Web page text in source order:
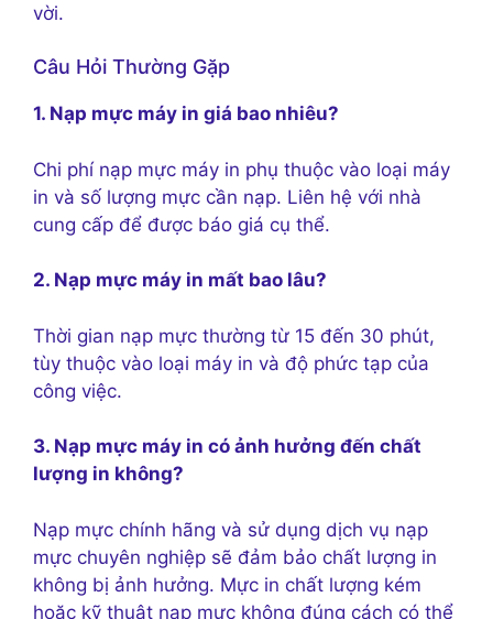
vời.
Câu Hỏi Thường Gặp
1. Nạp mực máy in giá bao nhiêu?
Chi phí nạp mực máy in phụ thuộc vào loại máy
in và số lượng mực cần nạp. Liên hệ với nhà
cung cấp để được báo giá cụ thể.
2. Nạp mực máy in mất bao lâu?
Thời gian nạp mực thường từ 15 đến 30 phút,
tùy thuộc vào loại máy in và độ phức tạp của
công việc.
3. Nạp mực máy in có ảnh hưởng đến chất
lượng in không?
Nạp mực chính hãng và sử dụng dịch vụ nạp
mực chuyên nghiệp sẽ đảm bảo chất lượng in
không bị ảnh hưởng. Mực in chất lượng kém
hoặc kỹ thuật nạp mực không đúng cách có thể